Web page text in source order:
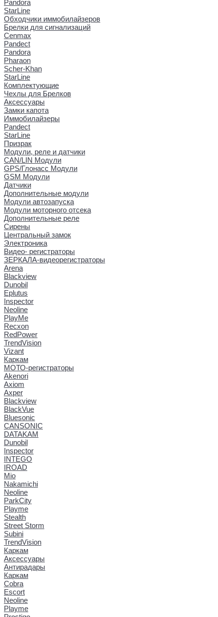
Pandora
StarLine
Обходчики иммобилайзеров
Брелки для сигнализаций
Cenmax
Pandect
Pandora
Pharaon
Scher-Khan
StarLine
Комплектующие
Чехлы для Брелков
Аксессуары
Замки капота
Иммобилайзеры
Pandect
StarLine
Призрак
Модули, реле и датчики
CAN/LIN Модули
GPS/Глонасс Модули
GSM Модули
Датчики
Дополнительные модули
Модули автозапуска
Модули моторного отсека
Дополнительные реле
Сирены
Центральный замок
Электроника
Видео- регистраторы
ЗЕРКАЛА-видеорегистраторы
Arena
Blackview
Dunobil
Eplutus
Inspector
Neoline
PlayMe
Recxon
RedPower
TrendVision
Vizant
Каркам
МОТО-регистраторы
Akenori
Axiom
Axper
Blackview
BlackVue
Bluesonic
CANSONIC
DATAKAM
Dunobil
Inspector
INTEGO
IROAD
Mio
Nakamichi
Neoline
ParkCity
Playme
Stealth
Street Storm
Subini
TrendVision
Каркам
Аксессуары
Антирадары
Каркам
Cobra
Escort
Neoline
Playme